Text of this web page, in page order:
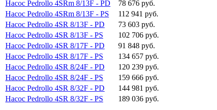
Насос Pedrollo 4SRm 8/13F - PD
78 676 руб.
Насос Pedrollo 4SRm 8/13F - PS
112 941 руб.
Насос Pedrollo 4SR 8/13F - PD
73 603 руб.
Насос Pedrollo 4SR 8/13F - PS
102 706 руб.
Насос Pedrollo 4SR 8/17F - PD
91 848 руб.
Насос Pedrollo 4SR 8/17F - PS
134 657 руб.
Насос Pedrollo 4SR 8/24F - PD
120 239 руб.
Насос Pedrollo 4SR 8/24F - PS
159 666 руб.
Насос Pedrollo 4SR 8/32F - PD
144 981 руб.
Насос Pedrollo 4SR 8/32F - PS
189 036 руб.